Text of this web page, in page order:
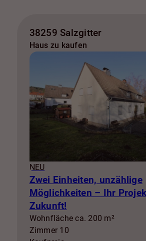
38259 Salzgitter
Haus zu kaufen
NEU
Zwei Einheiten, unzählige
Möglichkeiten – Ihr
Zukunft!
Wohnfläche ca. 200 m²
Zimmer 10